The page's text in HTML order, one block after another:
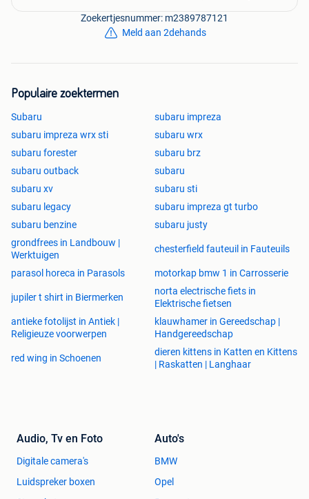
Zoekertjesnummer: m2389787121
Meld aan 2dehands
Populaire zoektermen
Subaru
subaru impreza
subaru impreza wrx sti
subaru wrx
subaru forester
subaru brz
subaru outback
subaru
subaru xv
subaru sti
subaru legacy
subaru impreza gt turbo
subaru benzine
subaru justy
grondfrees in Landbouw |
Werktuigen
chesterfield fauteuil in Fauteuils
parasol horeca in Parasols motorkap bmw 1 in Carrosserie
jupiler t shirt in Biermerken
norta electrische fiets in
Elektrische fietsen
antieke fotolijst in Antiek |
Religieuze voorwerpen
klauwhamer in Gereedschap |
Handgereedschap
red wing in Schoenen
dieren kittens in Katten en Kittens
| Raskatten | Langhaar
Audio, Tv en Foto
Digitale camera's
Luidspreker boxen
Auto's
BMW
Opel